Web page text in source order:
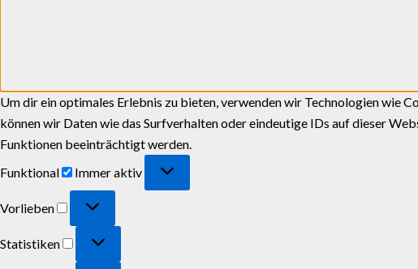
Um dir ein optimales Erlebnis zu bieten, verwenden wir Technologien wie
können wir Daten wie das Surfverhalten oder eindeutige IDs auf dieser
Funktionen beeinträchtigt werden.
Funktional
Immer aktiv
Vorlieben
Statistiken